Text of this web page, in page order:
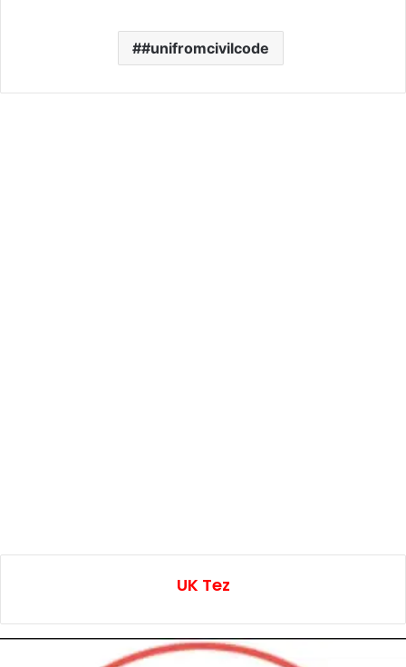
#unifromcivilcode
UK Tez